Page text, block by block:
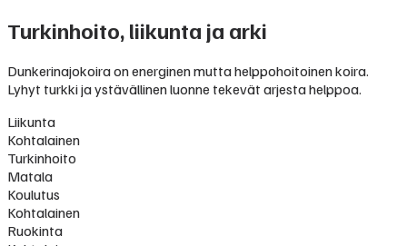
Turkinhoito, liikunta ja arki
Dunkerinajokoira on energinen mutta helppohoitoinen koira.
Lyhyt turkki ja ystävällinen luonne tekevät arjesta helppoa.
Liikunta
Kohtalainen
Turkinhoito
Matala
Koulutus
Kohtalainen
Ruokinta